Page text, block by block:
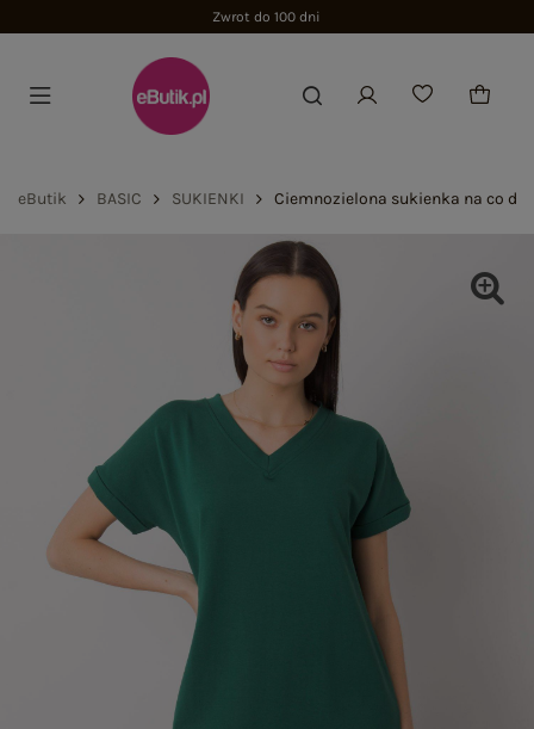
Zwrot do 100 dni
eButik BASIC SUKIENKI Ciemnozielona sukienka na co